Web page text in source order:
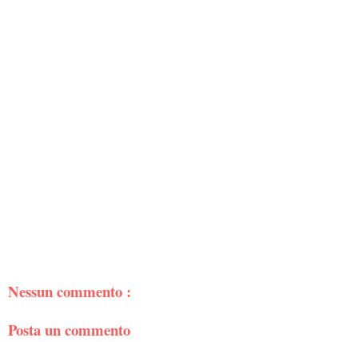
Nessun commento :
Posta un commento